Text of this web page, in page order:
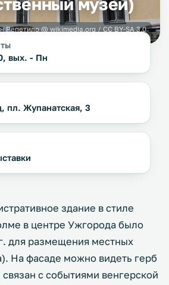
Репетило @ wikimedia.org / CC BY-SA 3.0
вых. - Пн
пл. Жупанатская, 3
здание в стиле
в центре Ужгорода было
для размещения местных
На фасаде можно видеть герб
с событиями венгерской